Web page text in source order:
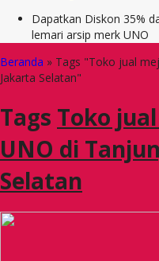
Dapatkan Diskon 35%
lemari arsip merk UNO
Beranda » Tags "Toko jual
Jakarta Selatan"
Tags Toko
UNO di
Selatan